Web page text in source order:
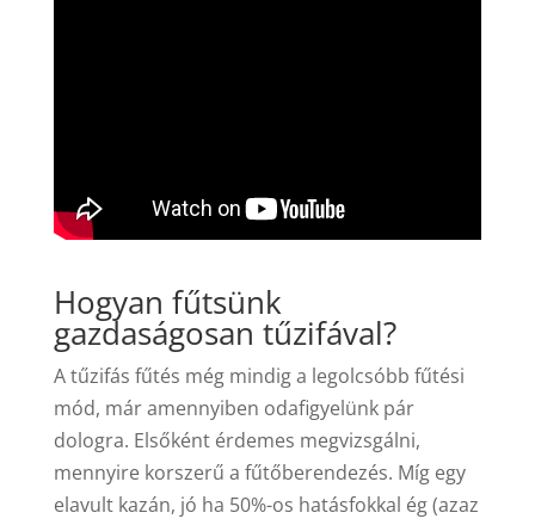
Hogyan fűtsünk
gazdaságosan tűzifával?
A tűzifás fűtés még mindig a legolcsóbb fűtési
mód, már amennyiben odafigyelünk pár
dologra. Elsőként érdemes megvizsgálni,
mennyire korszerű a fűtőberendezés. Míg egy
elavult kazán, jó ha 50%-os hatásfokkal ég (azaz